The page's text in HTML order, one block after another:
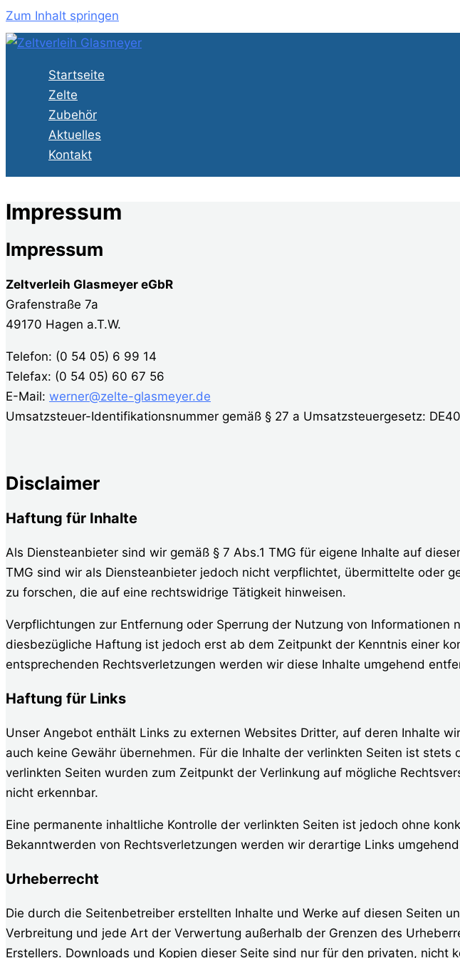
Zum Inhalt springen
Startseite
Zelte
Zubehör
Aktuelles
Kontakt
Impressum
Impressum
Zeltverleih Glasmeyer eGbR
Grafenstraße 7a
49170 Hagen a.T.W.
Telefon: (0 54 05) 6 99 14
Telefax: (0 54 05) 60 67 56
E-Mail: werner@zelte-glasmeyer.de
Umsatzsteuer-Identifikationsnummer gemäß § 27 a Umsatzsteuergesetz:
Disclaimer
Haftung für Inhalte
Als Diensteanbieter sind wir gemäß § 7 Abs.1 TMG für eigene Inhalte auf
TMG sind wir als Diensteanbieter jedoch nicht verpflichtet, übermittelte oder
zu forschen, die auf eine rechtswidrige Tätigkeit hinweisen.
Verpflichtungen zur Entfernung oder Sperrung der Nutzung von
diesbezügliche Haftung ist jedoch erst ab dem Zeitpunkt der Kenntnis einer
entsprechenden Rechtsverletzungen werden wir diese Inhalte umgehend
Haftung für Links
Unser Angebot enthält Links zu externen Websites Dritter, auf deren Inhalte
auch keine Gewähr übernehmen. Für die Inhalte der verlinkten Seiten ist
verlinkten Seiten wurden zum Zeitpunkt der Verlinkung auf mögliche
nicht erkennbar.
Eine permanente inhaltliche Kontrolle der verlinkten Seiten ist jedoch ohne
Bekanntwerden von Rechtsverletzungen werden wir derartige Links
Urheberrecht
Die durch die Seitenbetreiber erstellten Inhalte und Werke auf diesen Seiten
Verbreitung und jede Art der Verwertung außerhalb der Grenzen des
Erstellers. Downloads und Kopien dieser Seite sind nur für den privaten, nicht